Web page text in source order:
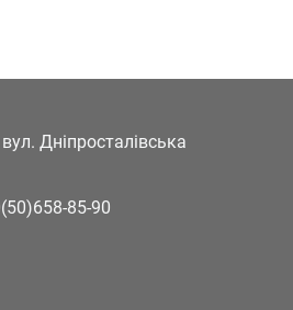
Дніпросталівська
85-90